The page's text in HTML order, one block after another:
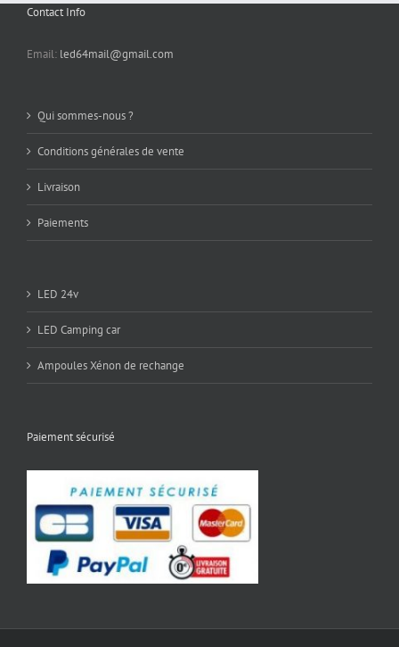
Contact Info
Email: led64mail@gmail.com
Qui sommes-nous ?
Conditions générales de vente
Livraison
Paiements
LED 24v
LED Camping car
Ampoules Xénon de rechange
Paiement sécurisé